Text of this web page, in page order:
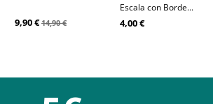
9,90 €14,90 €
Escala con Borde...
4,00 €